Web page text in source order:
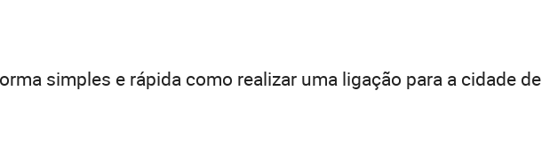
simples e rápida como realizar uma ligação para a cidade de